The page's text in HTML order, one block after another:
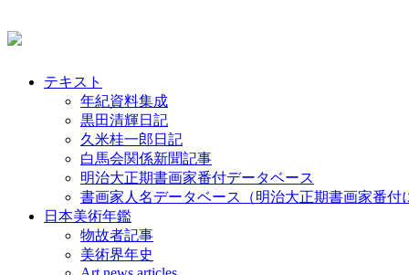
テキスト
年紀資料集成
黒田清輝日記
久米桂一郎日記
白馬会関係新聞記事
明治大正期書画家番付データベース
書画家人名データベース（明治大正期書画家番付
日本美術年鑑
物故者記事
美術界年史